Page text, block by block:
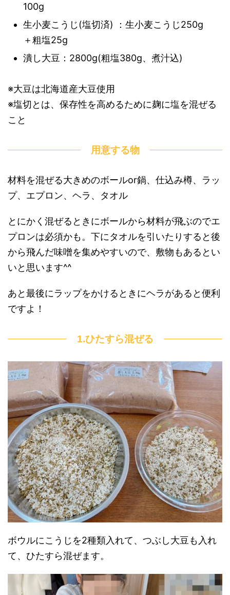
100g
生小麦こうじ(塩切済) ：生小麦こうじ250g
＋粗塩25g
潰し大豆：2800g(粗塩380g、煮汁込)
※大豆は北海道産大豆使用
※塩切とは、保存性を高めるために麹に塩を混ぜる
こと
用意する物
材料を混ぜる大きめのボールor鍋、仕込み樽、ラッ
プ、エプロン、ヘラ、タオル
とにかく混ぜるときにボールから材料が飛ぶのでエ
プロンは必須かも。下にタオルを引いたりすると後
から飛んだ味噌を集めやすいので、敷物もあるとい
いと思います^^
あと最後にラップをかけるときにヘラがあると便利
ですよ！
1.ひたすら混ぜる
ボウルにこうじを2種類入れて、つぶし大豆も入れ
て、ひたすら混ぜます。